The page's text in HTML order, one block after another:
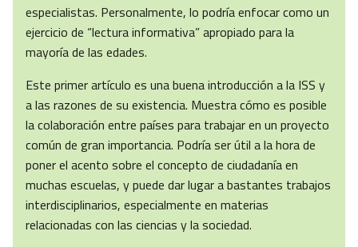
especialistas. Personalmente, lo podría enfocar como un
ejercicio de “lectura informativa” apropiado para la
mayoría de las edades.
Este primer artículo es una buena introducción a la ISS y
a las razones de su existencia. Muestra cómo es posible
la colaboración entre países para trabajar en un proyecto
común de gran importancia. Podría ser útil a la hora de
poner el acento sobre el concepto de ciudadanía en
muchas escuelas, y puede dar lugar a bastantes trabajos
interdisciplinarios, especialmente en materias
relacionadas con las ciencias y la sociedad.